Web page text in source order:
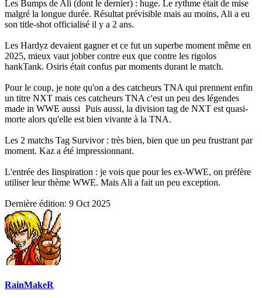
Les Bumps de Ali (dont le dernier) : huge. Le rythme était de mise
malgré la longue durée. Résultat prévisible mais au moins, Ali a eu
son title-shot officialisé il y a 2 ans.
Les Hardyz devaient gagner et ce fut un superbe moment même en
2025, mieux vaut jobber contre eux que contre les rigolos
hankTank. Osiris était confus par moments durant le match.
Pour le coup, je note qu'on a des catcheurs TNA qui prennent enfin
un titre NXT mais ces catcheurs TNA c'est un peu des légendes
made in WWE aussi Puis aussi, la division tag de NXT est quasi-
morte alors qu'elle est bien vivante à la TNA.
Les 2 matchs Tag Survivor : très bien, bien que un peu frustrant par
moment. Kaz a été impressionnant.
L'entrée des Iinspiration : je vois que pour les ex-WWE, on préfère
utiliser leur thème WWE. Mais Ali a fait un peu exception.
Dernière édition: 9 Oct 2025
RainMakeR